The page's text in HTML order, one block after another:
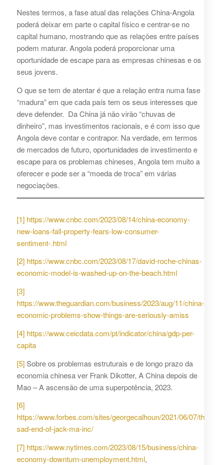
Nestes termos, a fase atual das relações China-Angola
poderá deixar em parte o capital físico e centrar-se no
capital humano, mostrando que as relações entre países
podem maturar. Angola poderá proporcionar uma
oportunidade de escape para as empresas chinesas e os
seus jovens.
O que se tem de atentar é que a relação entra numa fase
“madura” em que cada país tem os seus interesses que
deve defender. Da China já não virão “chuvas de
dinheiro”, mas investimentos racionais, e é com isso que
Angola deve contar e contrapor. Na verdade, em termos
de mercados de futuro, oportunidades de investimento e
escape para os problemas chineses, Angola tem muito a
oferecer e pode ser a “moeda de troca” em várias
negociações.
[1] https://www.cnbc.com/2023/08/14/china-economy-
new-loans-fall-property-fears-low-consumer-
sentiment-.html
[2] https://www.cnbc.com/2023/08/17/david-roche-chinas-
economic-model-is-washed-up-on-the-beach.html
[3]
https://www.theguardian.com/business/2023/aug/11/china-
economic-problems-show-things-are-seriously-amiss
[4] https://www.ceicdata.com/pt/indicator/china/gdp-per-
capita
[5]Sobre os problemas estruturais e de longo prazo da
economia chinesa ver Frank Dikotter, A China depois de
Mao – A ascensão de uma superpotência, 2023.
[6]
https://www.forbes.com/sites/georgecalhoun/2021/06/07/the-
sad-end-of-jack-ma-inc/
[7] https://www.nytimes.com/2023/08/15/business/china-
economy-downturn-unemployment.html,